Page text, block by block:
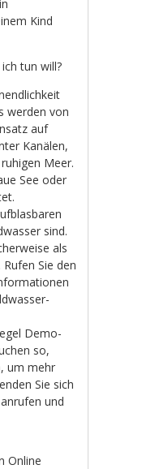
Kind
tun will?
werden von
auf
Kanälen,
Meer.
See oder
sind.
als
Rufen Sie den
Demo-
so,
um mehr
Sie sich
und
Online